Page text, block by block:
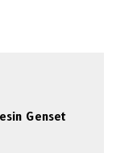
Genset